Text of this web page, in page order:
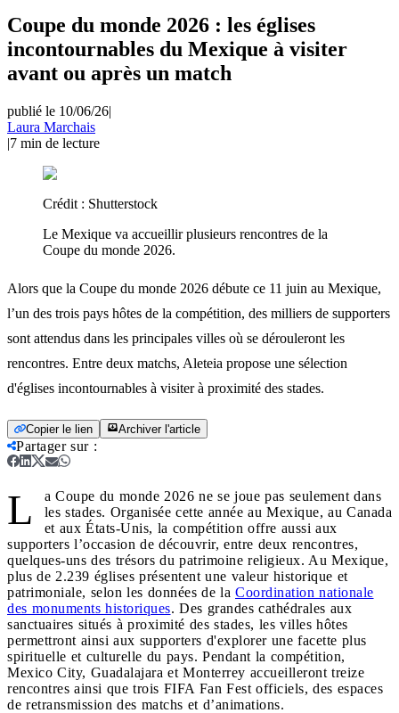
Coupe du monde 2026 : les églises
incontournables du Mexique à visiter
avant ou après un match
publié le 10/06/26|
Laura Marchais
|7 min de lecture
Crédit : Shutterstock
Le Mexique va accueillir plusieurs rencontres de la
Coupe du monde 2026.
Alors que la Coupe du monde 2026 débute ce 11 juin au Mexique,
l’un des trois pays hôtes de la compétition, des milliers de supporters
sont attendus dans les principales villes où se dérouleront les
rencontres. Entre deux matchs, Aleteia propose une sélection
d'églises incontournables à visiter à proximité des stades.
Copier le lien Archiver l'article
Partager sur:
L
a Coupe du monde 2026 ne se joue pas seulement dans
les stades. Organisée cette année au Mexique, au Canada
et aux États-Unis, la compétition offre aussi aux
supporters l’occasion de découvrir, entre deux rencontres,
quelques-uns des trésors du patrimoine religieux. Au Mexique,
plus de 2.239 églises présentent une valeur historique et
patrimoniale, selon les données de la Coordination nationale
des monuments historiques. Des grandes cathédrales aux
sanctuaires situés à proximité des stades, les villes hôtes
permettront ainsi aux supporters d'explorer une facette plus
spirituelle et culturelle du pays. Pendant la compétition,
Mexico City, Guadalajara et Monterrey accueilleront treize
rencontres ainsi que trois FIFA Fan Fest officiels, des espaces
de retransmission des matchs et d’animations.